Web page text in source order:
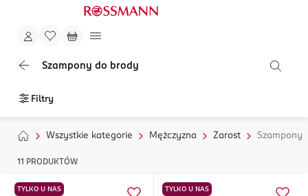
Szampony do brody
Filtry
Wszystkie kategorie Mężczyzna Zarost Szampony
11 PRODUKTÓW
TYLKO U NAS TYLKO U NAS